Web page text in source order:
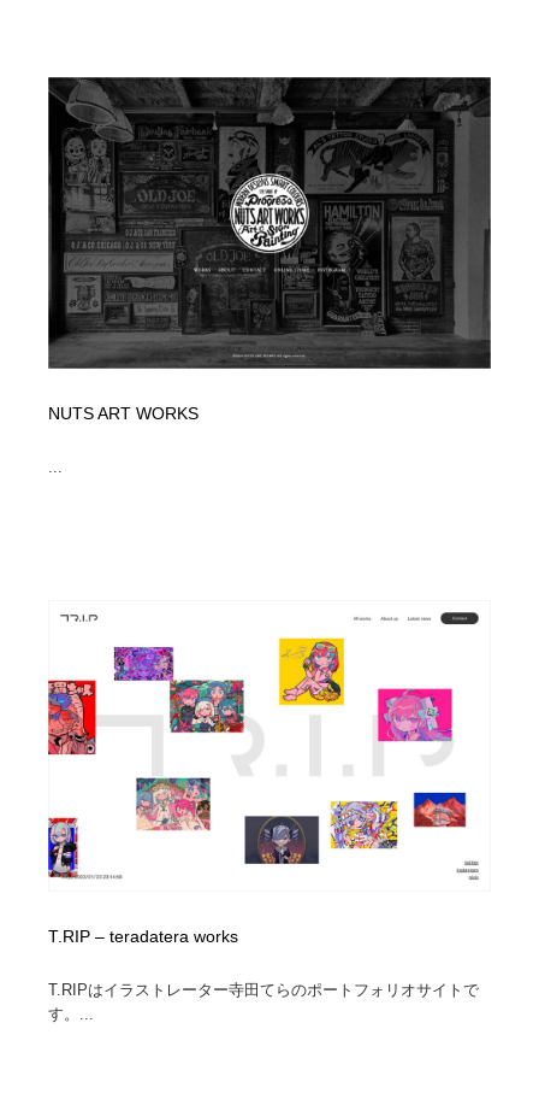
NUTS ART WORKS
T.RIP – teradatera works
T.RIPはイラストレーター寺田てらのポートフォリオサイトで
す。...